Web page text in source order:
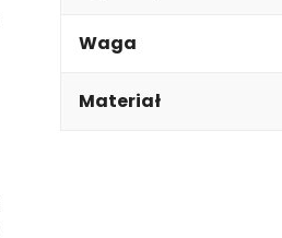
Waga
Materiał